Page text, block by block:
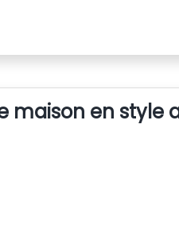
maison en style